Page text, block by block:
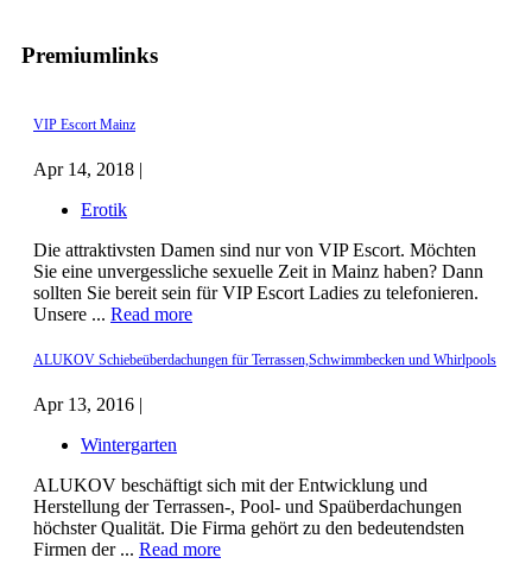
Premiumlinks
VIP Escort Mainz
Apr 14, 2018 |
Erotik
Die attraktivsten Damen sind nur von VIP Escort. Möchten
Sie eine unvergessliche sexuelle Zeit in Mainz haben? Dann
sollten Sie bereit sein für VIP Escort Ladies zu telefonieren.
Unsere ... Read more
ALUKOV Schiebeüberdachungen für Terrassen,Schwimmbecken und Whirlpools
Apr 13, 2016 |
Wintergarten
ALUKOV beschäftigt sich mit der Entwicklung und
Herstellung der Terrassen-, Pool- und Spaüberdachungen
höchster Qualität. Die Firma gehört zu den bedeutendsten
Firmen der ... Read more